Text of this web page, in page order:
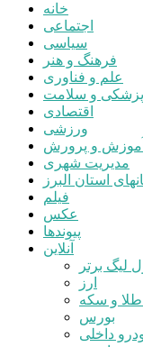
خانه
اجتماعی
سیاسی
فرهنگ و هنر
علم و فناوری
پزشکی و سلامت
اقتصادی
ورزشی
آموزش و پرورش
مدیریت شهری
استان البرز
فیلم
عکس
پیوندها
آنلاین
لیگ برتر
ارز
و سکه
بورس
داخلی